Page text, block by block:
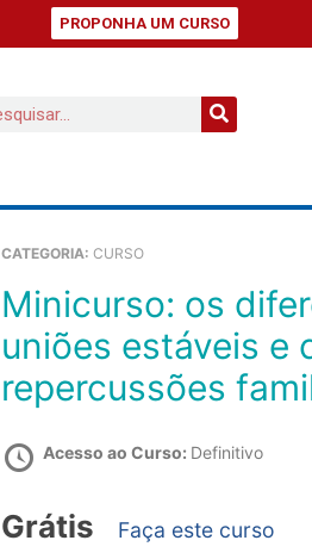
PROPONHA UM CURSO
CATEGORIA:CURSO
Minicurso: os diferentes regimes nas
uniões estáveis e
repercussões
Acesso ao Curso: Definitivo
Grátis Faça este curso